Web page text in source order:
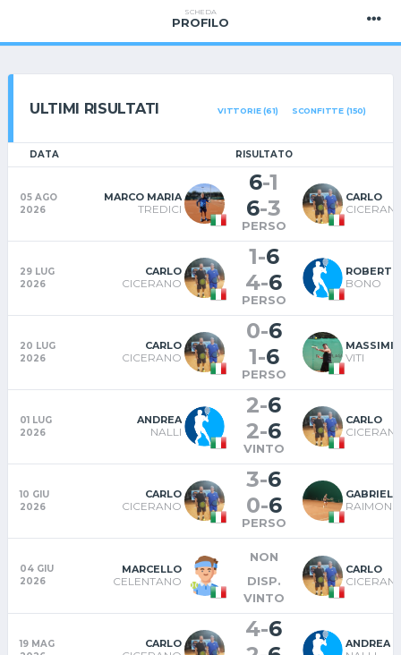
SCHEDA
PROFILO
ULTIMI RISULTATI VITTORIE (61) SCONFITTE (150)
DATA RISULTATO
05 AGO
2026
MARCO MARIA
TREDICI
6-1
6-3
PERSO
CARLO
29 LUG
2026
CARLO
CICERANO
1-6
4-6
PERSO
ROBERTO
BONO
20 LUG
2026
CARLO
CICERANO
0-6
1-6
PERSO
VITI
01 LUG
2026
ANDREA
NALLI
2-6
2-6
VINTO
CARLO
10 GIU
2026
CARLO
CICERANO
3-6
0-6
PERSO
GABRIELE
04 GIU
2026
MARCELLO
CELENTANO
NON
DISP.
VINTO
CARLO
19 MAG
CARLO
4-6
ANDREA